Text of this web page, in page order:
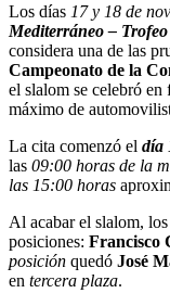
Los días 17 y 18 de
Mediterráneo –
considera una de las
Campeonato de la
el slalom se celebró en
máximo de
La cita comenzó el día
las 09:00 horas de la
las 15:00 horas
Al acabar el slalom,
posiciones: Francisco
posición quedó José
en tercera plaza.